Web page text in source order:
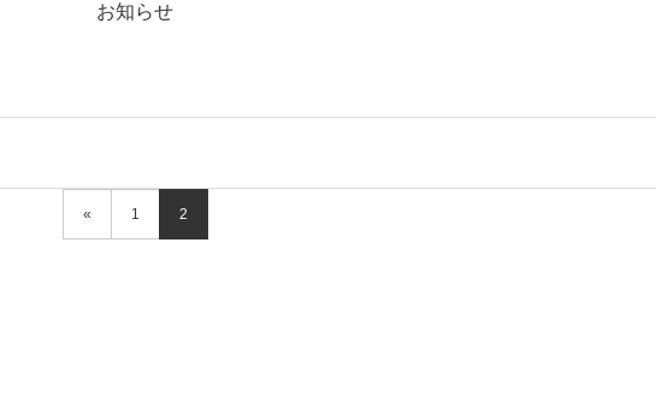
お知らせ
« 1 2